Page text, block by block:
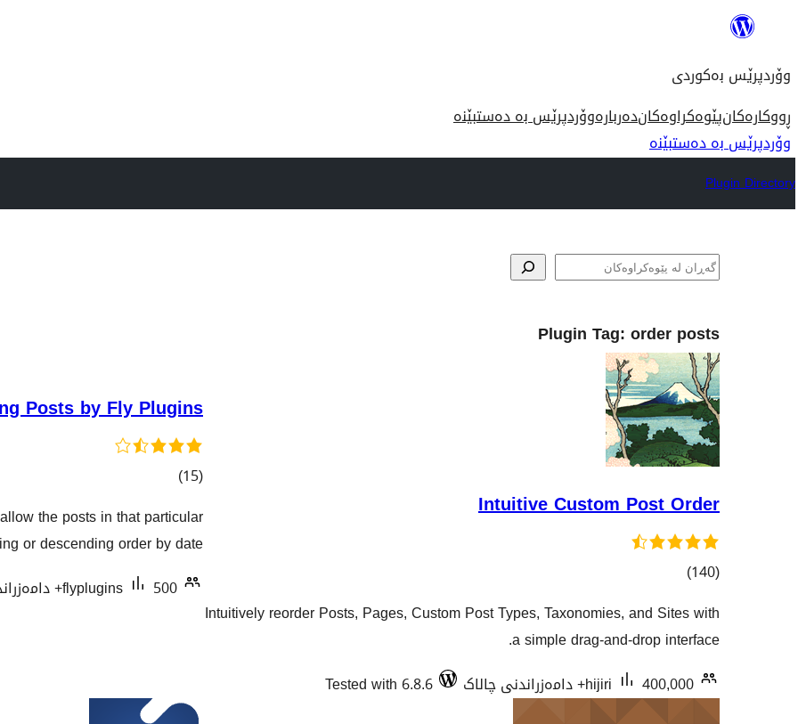
ناوەڕۆک
وۆردپرێس بەکوردی
ڕووکارەکانپێوەکراوەکاندەربارەوۆردپرێس بە دەستبێنە
وۆردپرێس بە دەستبێنە
Plugin Directory
گه‌ڕان
Plugin Tag: order posts
Intuitive Custom Post Order
(140
کۆی
هەڵسەنگاندنەکان
)
Intuitively reorder Posts, Pages, Custom Post Types, Taxonomies, and Sites with
a simple drag-and-drop interface.
hijiri
400,000+ دامەزراندنی چالاک Tested with 6.8.6
Posts by Fly Plugins
(15 کۆی
هەڵسەنگاندنەکان
)
the posts in that particular
or descending order by date.
flyplugins
500+ دامەزراندنی چالاک